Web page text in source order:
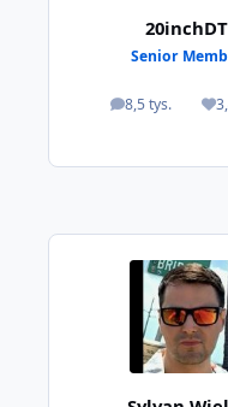
20inchDT
Senior
8,5 tys.
odpowiedzi